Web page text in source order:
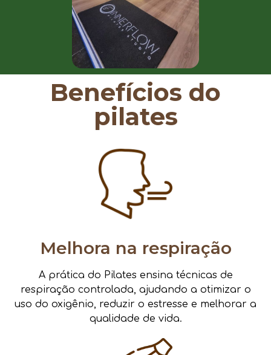
Benefícios do
pilates
Melhora na respiração
A prática do Pilates ensina técnicas de
respiração controlada, ajudando a otimizar o
uso do oxigênio, reduzir o estresse e melhorar a
qualidade de vida.